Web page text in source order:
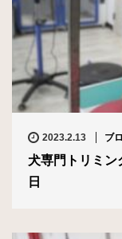
2023.2.13 ブ
犬専門トリミ
日